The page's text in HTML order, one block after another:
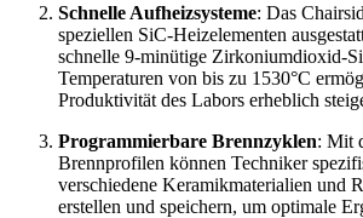
Schnelle Aufheizsysteme: Das
speziellen SiC-Heizelementen
schnelle 9-minütige Zirkoniumdioxid-
Temperaturen von bis zu 1530°C
Produktivität des Labors erheblich
Programmierbare Brennzyklen: Mit
Brennprofilen können Techniker
verschiedene Keramikmaterialien und
erstellen und speichern, um optimale